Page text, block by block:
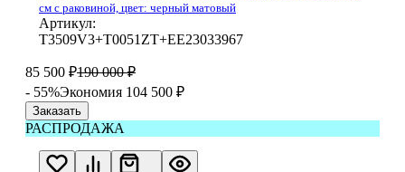
см с раковиной, цвет: черный матовый
Артикул:
T3509V3+T0051ZT+EE23033967
85 500 ₽190 000 ₽
- 55%Экономия 104 500 ₽
Заказать
РАСПРОДАЖА